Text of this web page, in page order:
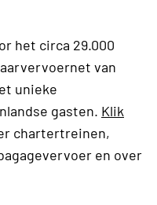
het circa 29.000
van
unieke
gasten. Klik
chartertreinen,
en over